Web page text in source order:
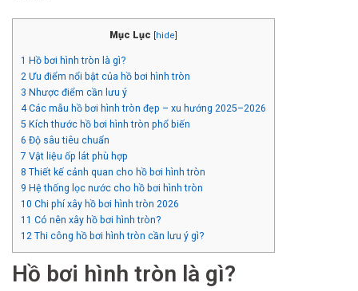
Mục Lục [hide]
1 Hồ bơi hình tròn là gì?
2 Ưu điểm nổi bật của hồ bơi hình tròn
3 Nhược điểm cần lưu ý
4Các mẫu hồ bơi hình tròn đẹp – xu hướng 2025–2026
5 Kích thước hồ bơi hình tròn phổ biến
6 Độ sâu tiêu chuẩn
7 Vật liệu ốp lát phù hợp
8 Thiết kế cảnh quan cho hồ bơi hình tròn
9 Hệ thống lọc nước cho hồ bơi hình tròn
10 Chi phí xây hồ bơi hình tròn 2026
11 Có nên xây hồ bơi hình tròn?
12 Thi công hồ bơi hình tròn cần lưu ý gì?
Hồ bơi hình tròn là gì?